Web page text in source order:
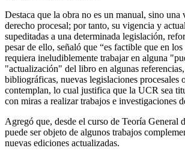
Destaca que la obra no es un manual, sino una
derecho procesal; por tanto, su vigencia y
supeditadas a una determinada legislación,
pesar de ello, señaló que “es factible que en
requiera ineludiblemente trabajar en alguna
"actualización" del libro en algunas
bibliográficas, nuevas legislaciones procesales
contemplan, lo cual justifica que la UCR sea
con miras a realizar trabajos e investigaciones
Agregó que, desde el curso de Teoría General
puede ser objeto de algunos trabajos
nuevas ediciones actualizadas.